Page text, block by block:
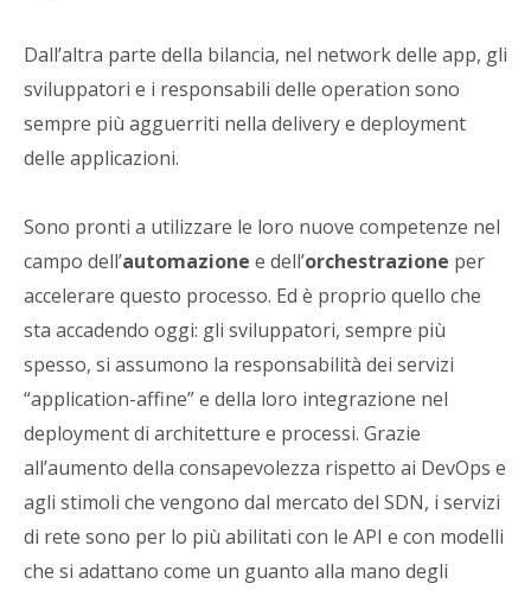
Dall’altra parte della bilancia, nel network delle app, gli
sviluppatori e i responsabili delle operation sono
sempre più agguerriti nella delivery e deployment
delle applicazioni.
Sono pronti a utilizzare le loro nuove competenze nel
campo dell’automazione e dell’orchestrazione per
accelerare questo processo. Ed è proprio quello che
sta accadendo oggi: gli sviluppatori, sempre più
spesso, si assumono la responsabilità dei servizi
“application-affine” e della loro integrazione nel
deployment di architetture e processi. Grazie
all’aumento della consapevolezza rispetto ai DevOps e
agli stimoli che vengono dal mercato del SDN, i servizi
di rete sono per lo più abilitati con le API e con modelli
che si adattano come un guanto alla mano degli